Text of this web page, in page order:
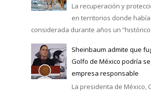
La recuperación y
en territorios donde
considerada durante años un
Sheinbaum admite que
Golfo de México podría
empresa responsable
La presidenta de México,